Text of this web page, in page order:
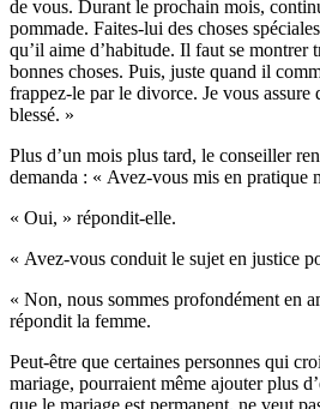
de vous. Durant le prochain mois,
pommade. Faites-lui des choses
qu’il aime d’habitude. Il faut se montrer
bonnes choses. Puis, juste quand il
frappez-le par le divorce. Je vous assure
blessé. »
Plus d’un mois plus tard, le conseiller
demanda : « Avez-vous mis en pratique
« Oui, » répondit-elle.
« Avez-vous conduit le sujet en justice
« Non, nous sommes profondément en
répondit la femme.
Peut-être que certaines personnes qui
mariage, pourraient même ajouter plus
que le mariage est permanent, ne veut